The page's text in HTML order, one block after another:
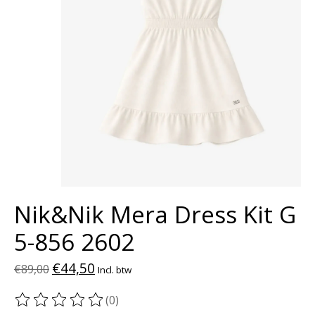
Nik&Nik Mera Dress Kit G
5-856 2602
€89,00 €44,50 Incl. btw
De beoordeling van dit product is
(0)